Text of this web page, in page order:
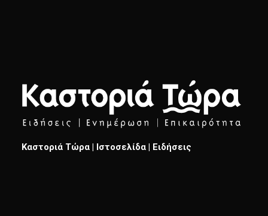
Καστοριά Τώρα | Ιστοσελίδα | Ειδήσεις